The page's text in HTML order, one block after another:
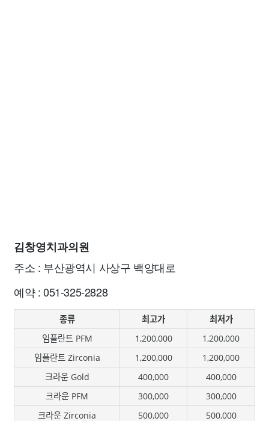
김창영치과의원
주소 : 부산광역시 사상구 백양대로
예약 : 051-325-2828
종류 최고가
최저가
임플란트 PFM
1,200,000
1,200,000
임플란트 Zirconia
1,200,000
1,200,000
크라운 Gold
400,000
400,000
크라운 PFM
300,000
300,000
크라운 Zirconia
500,000 500,000